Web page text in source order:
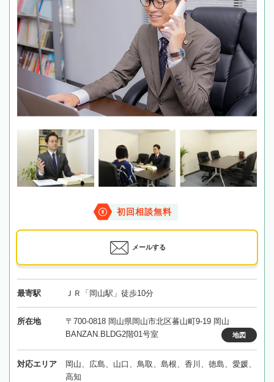
初回相談無料
メールする
最寄駅 ＪＲ「岡山駅」徒歩10分
所在地
〒700-0818 岡山県岡山市北区蕃山町9-19 岡山
BANZAN.BLDG2階01号室
地図
対応エリア
岡山、広島、山口、鳥取、島根、香川、徳島、愛媛、
高知